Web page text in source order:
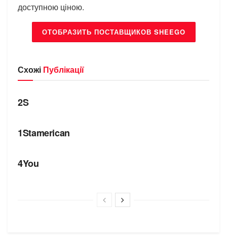
доступною ціною.
ОТОБРАЗИТЬ ПОСТАВЩИКОВ SHEEGO
Схожі Публікації
БРЕНДИ
2S
1Stamerican
4You